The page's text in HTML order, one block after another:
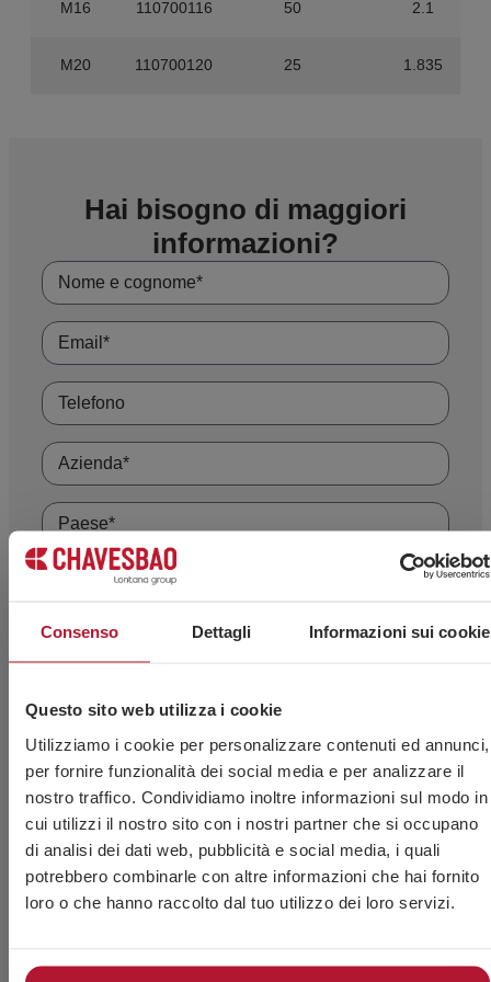
Consenso Dettagli Informazioni sui cookie
Questo sito web utilizza i cookie
Utilizziamo i cookie per personalizzare contenuti ed annunci,
per fornire funzionalità dei social media e per analizzare il
nostro traffico. Condividiamo inoltre informazioni sul modo in
cui utilizzi il nostro sito con i nostri partner che si occupano
di analisi dei dati web, pubblicità e social media, i quali
potrebbero combinarle con altre informazioni che hai fornito
loro o che hanno raccolto dal tuo utilizzo dei loro servizi.
M16 110700116 50 2.1
M20 110700120 25 1.835
Hai bisogno di maggiori
informazioni?
Accetto l’uso dei miei dati personali da parte del
personale tecnico di CHAVES BILBAO, S.L. (CIF B-
48044473) affinché mi contatti esclusivamente per